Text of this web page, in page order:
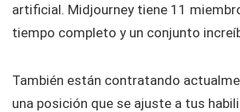
artificial. Midjourney tiene 11
tiempo completo y un conjunto
También están contratando
una posición que se ajuste a tus